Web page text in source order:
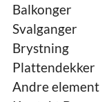
Balkonger
Svalganger
Brystning
Plattendekker
Andre element